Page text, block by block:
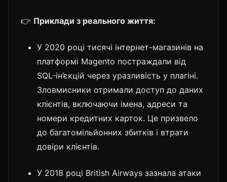
👉 Приклади з реального життя:
У 2020 році тисячі інтернет-магазинів на
платформі Magento постраждали від
SQL-ін’єкцій через уразливість у плагіні.
Зловмисники отримали доступ до даних
клієнтів, включаючи імена, адреси та
номери кредитних карток. Це призвело
до багатомільйонних збитків і втрати
довіри клієнтів.
У 2018 році British Airways зазнала атаки